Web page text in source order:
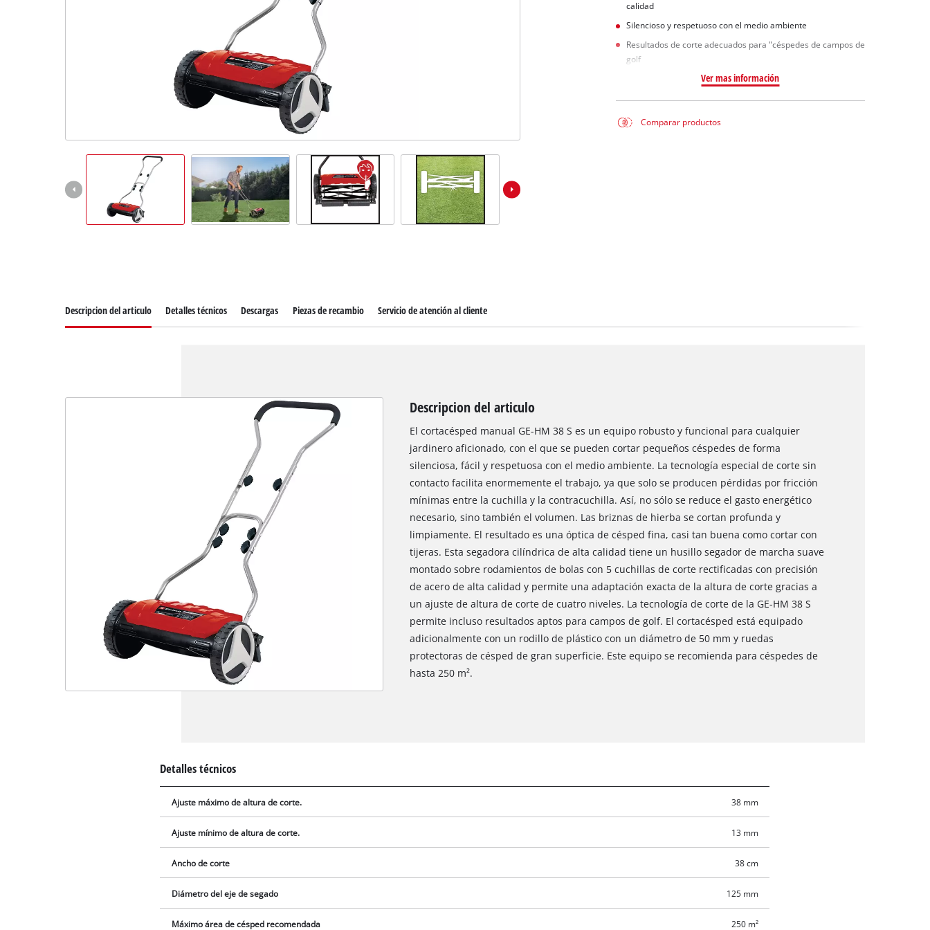
Todos los productos Power X-Change
Herramientas Power X-Change
Herramientas de jardín Power X-Change
calidad
Silencioso y respetuoso con el medio ambiente
Resultados de corte adecuados para "céspedes de campos de
golf
Ver mas información
Comparar productos
¡Necesitamos su consentimiento para
to trackers that are not disclosed to the
Descripcion del articulo Detalles técnicos Descargas Piezas de recambio Servicio de atención al cliente
Descripcion del articulo
El cortacésped manual GE-HM 38 S es un equipo robusto y funcional para cualquier
jardinero aficionado, con el que se pueden cortar pequeños céspedes de forma
silenciosa, fácil y respetuosa con el medio ambiente. La tecnología especial de corte sin
contacto facilita enormemente el trabajo, ya que solo se producen pérdidas por fricción
mínimas entre la cuchilla y la contracuchilla. Así, no sólo se reduce el gasto energético
necesario, sino también el volumen. Las briznas de hierba se cortan profunda y
limpiamente. El resultado es una óptica de césped fina, casi tan buena como cortar con
tijeras. Esta segadora cilíndrica de alta calidad tiene un husillo segador de marcha suave
montado sobre rodamientos de bolas con 5 cuchillas de corte rectificadas con precisión
de acero de alta calidad y permite una adaptación exacta de la altura de corte gracias a
un ajuste de altura de corte de cuatro niveles. La tecnología de corte de la GE-HM 38 S
permite incluso resultados aptos para campos de golf. El cortacésped está equipado
adicionalmente con un rodillo de plástico con un diámetro de 50 mm y ruedas
protectoras de césped de gran superficie. Este equipo se recomienda para céspedes de
hasta 250 m².
Detalles técnicos
Ajuste máximo de altura de corte. 38 mm
Ajuste mínimo de altura de corte. 13 mm
Ancho de corte 38 cm
Diámetro del eje de segado 125 mm
Máximo área de césped recomendada 250 m²